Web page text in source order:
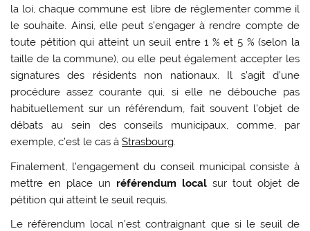
la loi, chaque commune est libre de réglementer comme il
le souhaite. Ainsi, elle peut s’engager à rendre compte de
toute pétition qui atteint un seuil entre 1 % et 5 % (selon la
taille de la commune), ou elle peut également accepter les
signatures des résidents non nationaux. Il s’agit d’une
procédure assez courante qui, si elle ne débouche pas
habituellement sur un référendum, fait souvent l’objet de
débats au sein des conseils municipaux, comme, par
exemple, c’est le cas àStrasbourg.
Finalement, l’engagement du conseil municipal consiste à
mettre en place un référendum local sur tout objet de
pétition qui atteint le seuil requis.
Le référendum local n’est contraignant que si le seuil de